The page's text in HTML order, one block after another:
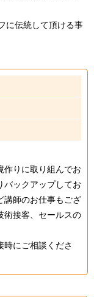
に伝統して頂ける事
作りに取り組んでお
バックアップしてお
講師のお仕事もござ
術接客、セールスの
にご相談くださ